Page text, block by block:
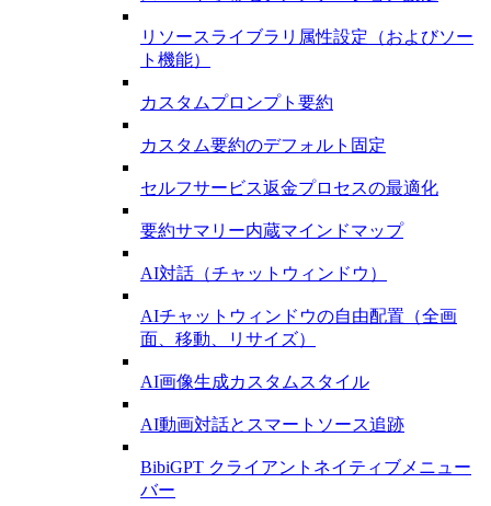
リソースライブラリ属性設定（およびソー
ト機能）
カスタムプロンプト要約
カスタム要約のデフォルト固定
セルフサービス返金プロセスの最適化
要約サマリー内蔵マインドマップ
AI対話（チャットウィンドウ）
AIチャットウィンドウの自由配置（全画
面、移動、リサイズ）
AI画像生成カスタムスタイル
AI動画対話とスマートソース追跡
BibiGPT クライアントネイティブメニュー
バー